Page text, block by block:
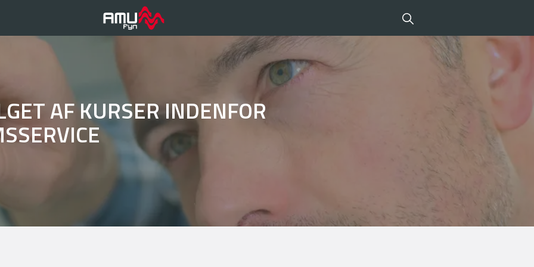
AF KURSER INDENFOR